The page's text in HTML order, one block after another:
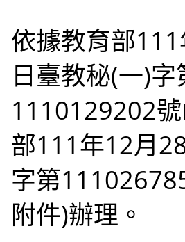
依據教育部
日臺教秘(一)字
1110129202
部111年12月
字第
附件)辦理。